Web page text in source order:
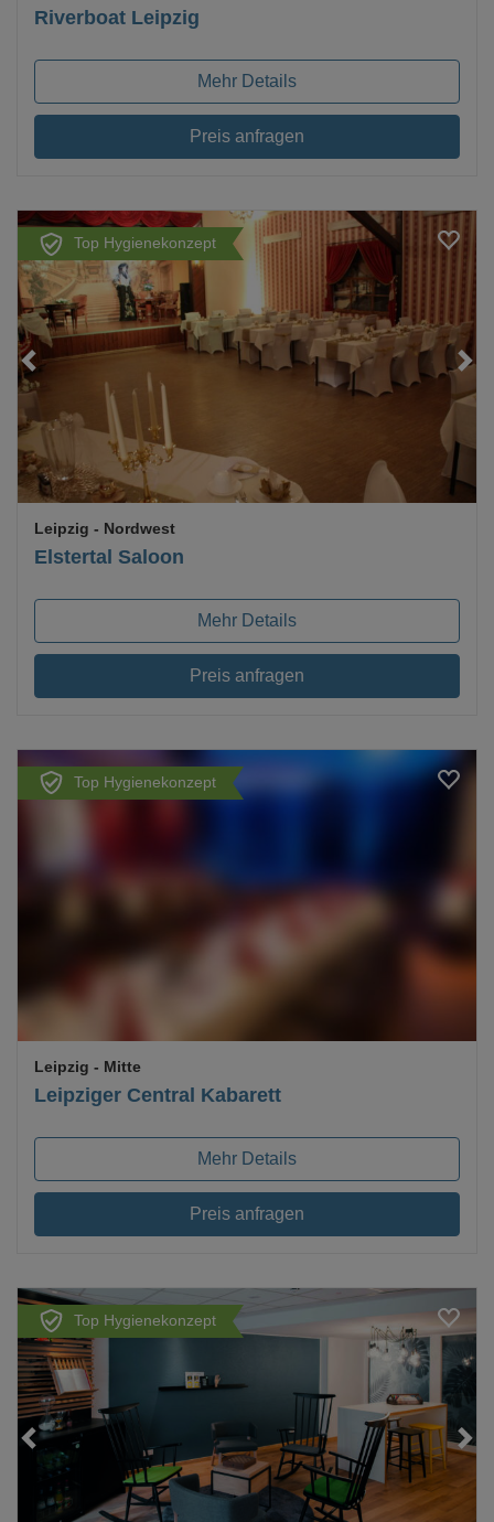
Riverboat Leipzig
Mehr Details
Preis anfragen
Top Hygienekonzept
Loading...
Elstertal Saloon
Leipzig - Nordwest
Mehr Details
Preis anfragen
Top Hygienekonzept
Leipziger Central Kabarett
Leipzig - Mitte
Mehr Details
Preis anfragen
Top Hygienekonzept
Loading...